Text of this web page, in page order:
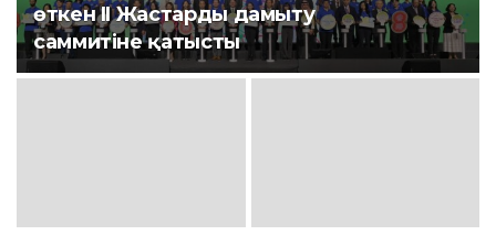
өткен II Жастарды дамыту
саммитіне қатысты